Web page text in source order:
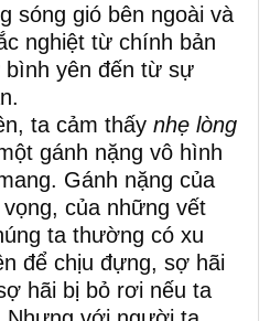
sóng gió bên ngoài và
nghiệt từ chính bản
yên đến từ sự
ta cảm thấy nhẹ lòng
gánh nặng vô hình
Gánh nặng của
của những vết
ta thường có xu
để chịu đựng, sợ hãi
hãi bị bỏ rơi nếu ta